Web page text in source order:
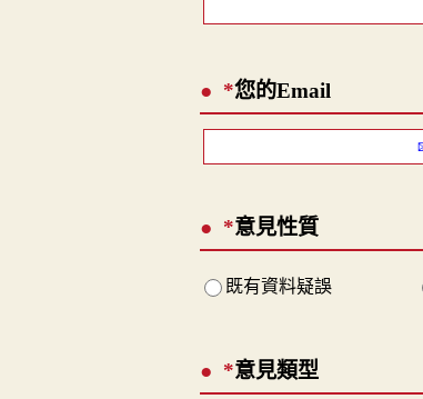
*您的Email
*意見性質
既有資料疑誤
*意見類型